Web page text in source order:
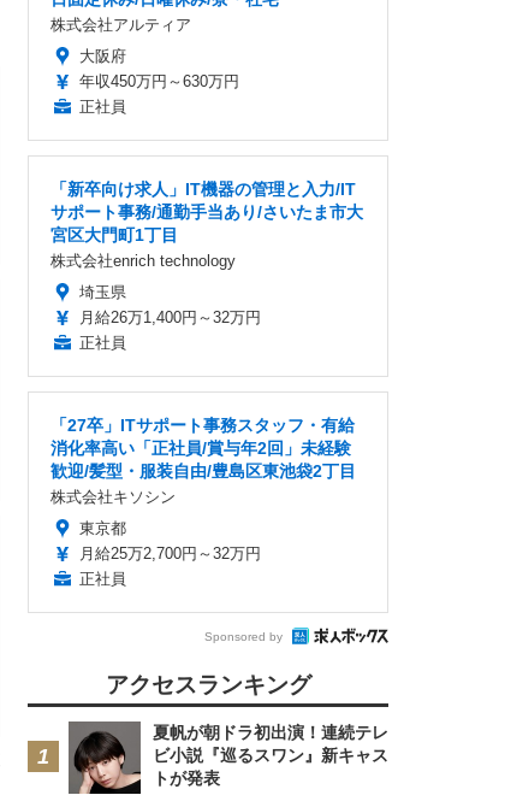
株式会社アルティア
大阪府
年収450万円～630万円
正社員
「新卒向け求人」IT機器の管理と入力/IT
サポート事務/通勤手当あり/さいたま市大
宮区大門町1丁目
株式会社enrich technology
埼玉県
月給26万1,400円～32万円
正社員
「27卒」ITサポート事務スタッフ・有給
消化率高い「正社員/賞与年2回」未経験
歓迎/髪型・服装自由/豊島区東池袋2丁目
株式会社キソシン
東京都
月給25万2,700円～32万円
正社員
Sponsored by
アクセスランキング
夏帆が朝ドラ初出演！連続テレ
ビ小説『巡るスワン』新キャス
トが発表